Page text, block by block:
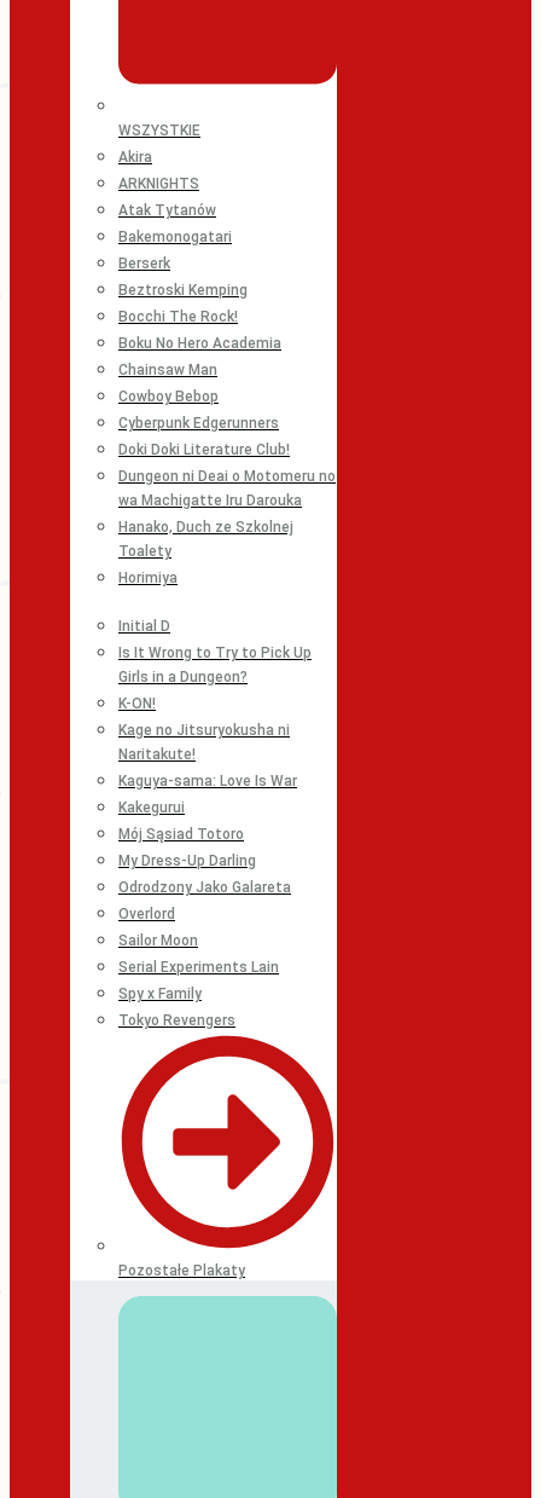
WSZYSTKIE
Akira
ARKNIGHTS
Atak Tytanów
Bakemonogatari
Berserk
Beztroski Kemping
Bocchi The Rock!
Boku No Hero Academia
Chainsaw Man
Cowboy Bebop
Cyberpunk Edgerunners
Doki Doki Literature Club!
Dungeon ni Deai o Motomeru no
wa Machigatte Iru Darouka
Hanako, Duch ze Szkolnej
Toalety
Horimiya
Initial D
Is It Wrong to Try to Pick Up
Girls in a Dungeon?
K-ON!
Kage no Jitsuryokusha ni
Naritakute!
Kaguya-sama: Love Is War
Kakegurui
Mój Sąsiad Totoro
My Dress-Up Darling
Odrodzony Jako Galareta
Overlord
Sailor Moon
Serial Experiments Lain
Spy x Family
Tokyo Revengers
Pozostałe Plakaty